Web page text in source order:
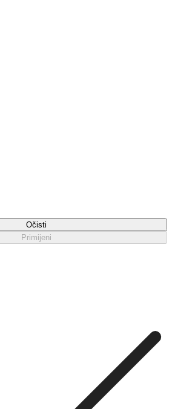
Očisti
Primijeni